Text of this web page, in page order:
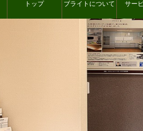
トップ ブライトについて サー